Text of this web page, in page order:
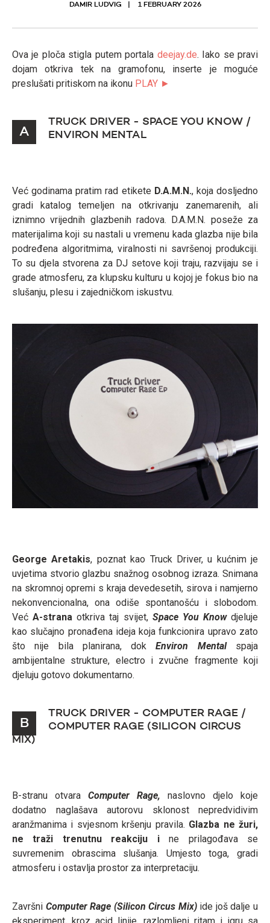
DAMIR LUDVIG 1 FEBRUARY 2026
Ova je ploča stigla putem portala deejay.de. Iako se pravi
dojam otkriva tek na gramofonu, inserte je moguće
preslušati pritiskom na ikonu PLAY ►
A
TRUCK DRIVER - SPACE YOU KNOW /
ENVIRON MENTAL
Već godinama pratim rad etikete D.A.M.N., koja dosljedno
gradi katalog temeljen na otkrivanju zanemarenih, ali
iznimno vrijednih glazbenih radova. D.A.M.N. poseže za
materijalima koji su nastali u vremenu kada glazba nije bila
podređena algoritmima, viralnosti ni savršenoj produkciji.
To su djela stvorena za DJ setove koji traju, razvijaju se i
grade atmosferu, za klupsku kulturu u kojoj je fokus bio na
slušanju, plesu i zajedničkom iskustvu.
George Aretakis, poznat kao Truck Driver, u kućnim je
uvjetima stvorio glazbu snažnog osobnog izraza. Snimana
na skromnoj opremi s kraja devedesetih, sirova i namjerno
nekonvencionalna, ona odiše spontanošću i slobodom.
VećA-strana otkriva taj svijet, Space You Know djeluje
kao slučajno pronađena ideja koja funkcionira upravo zato
što nije bila planirana, dokEnviron Mental
spaja
ambijentalne strukture, electro i zvučne fragmente koji
djeluju gotovo dokumentarno.
B
TRUCK DRIVER - COMPUTER RAGE /
COMPUTER RAGE (SILICON CIRCUS
MIX)
B-stranu otvara Computer Rage, naslovno djelo koje
dodatno naglašava autorovu sklonost nepredvidivim
aranžmanima i svjesnom kršenju pravila. Glazba ne žuri,
ne traži trenutnu reakciju ine prilagođava se
suvremenim obrascima slušanja. Umjesto toga, gradi
atmosferu i ostavlja prostor za interpretaciju.
Završni Computer Rage (Silicon Circus Mix)ide još dalje u